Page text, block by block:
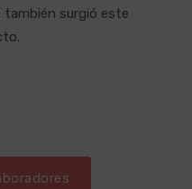
también surgió este